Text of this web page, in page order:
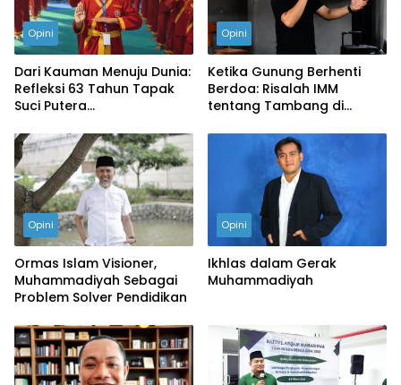
Opini
Dari Kauman Menuju Dunia:
Refleksi 63 Tahun Tapak
Suci Putera
Opini
Ketika Gunung Berhenti
Berdoa: Risalah IMM
tentang Tambang di
Opini
Ormas Islam Visioner,
Muhammadiyah Sebagai
Problem Solver Pendidikan
Opini
Ikhlas dalam Gerak
Muhammadiyah